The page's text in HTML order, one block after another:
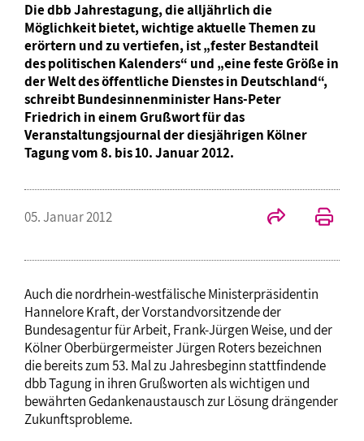
Die dbb Jahrestagung, die alljährlich die
Möglichkeit bietet, wichtige aktuelle Themen zu
erörtern und zu vertiefen, ist „fester Bestandteil
des politischen Kalenders“ und „eine feste Größe in
der Welt des öffentliche Dienstes in Deutschland“,
schreibt Bundesinnenminister Hans-Peter
Friedrich in einem Grußwort für das
Veranstaltungsjournal der diesjährigen Kölner
Tagung vom 8. bis 10. Januar 2012.
05. Januar 2012
Auch die nordrhein-westfälische Ministerpräsidentin
Hannelore Kraft, der Vorstandvorsitzende der
Bundesagentur für Arbeit, Frank-Jürgen Weise, und der
Kölner Oberbürgermeister Jürgen Roters bezeichnen
die bereits zum 53. Mal zu Jahresbeginn stattfindende
dbb Tagung in ihren Grußworten als wichtigen und
bewährten Gedankenaustausch zur Lösung drängender
Zukunftsprobleme.